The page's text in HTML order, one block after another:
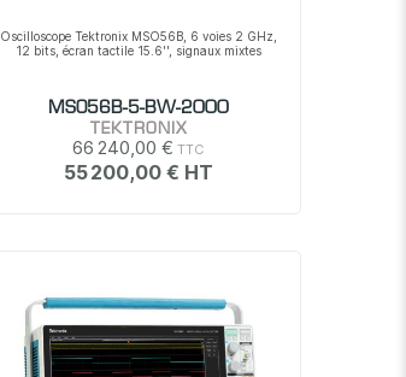
Oscilloscope Tektronix MSO56B, 6 voies 2 GHz,
12 bits, écran tactile 15.6'', signaux mixtes
MSO56B-5-BW-2000
TEKTRONIX
66 240,00 €
55 200,00 €